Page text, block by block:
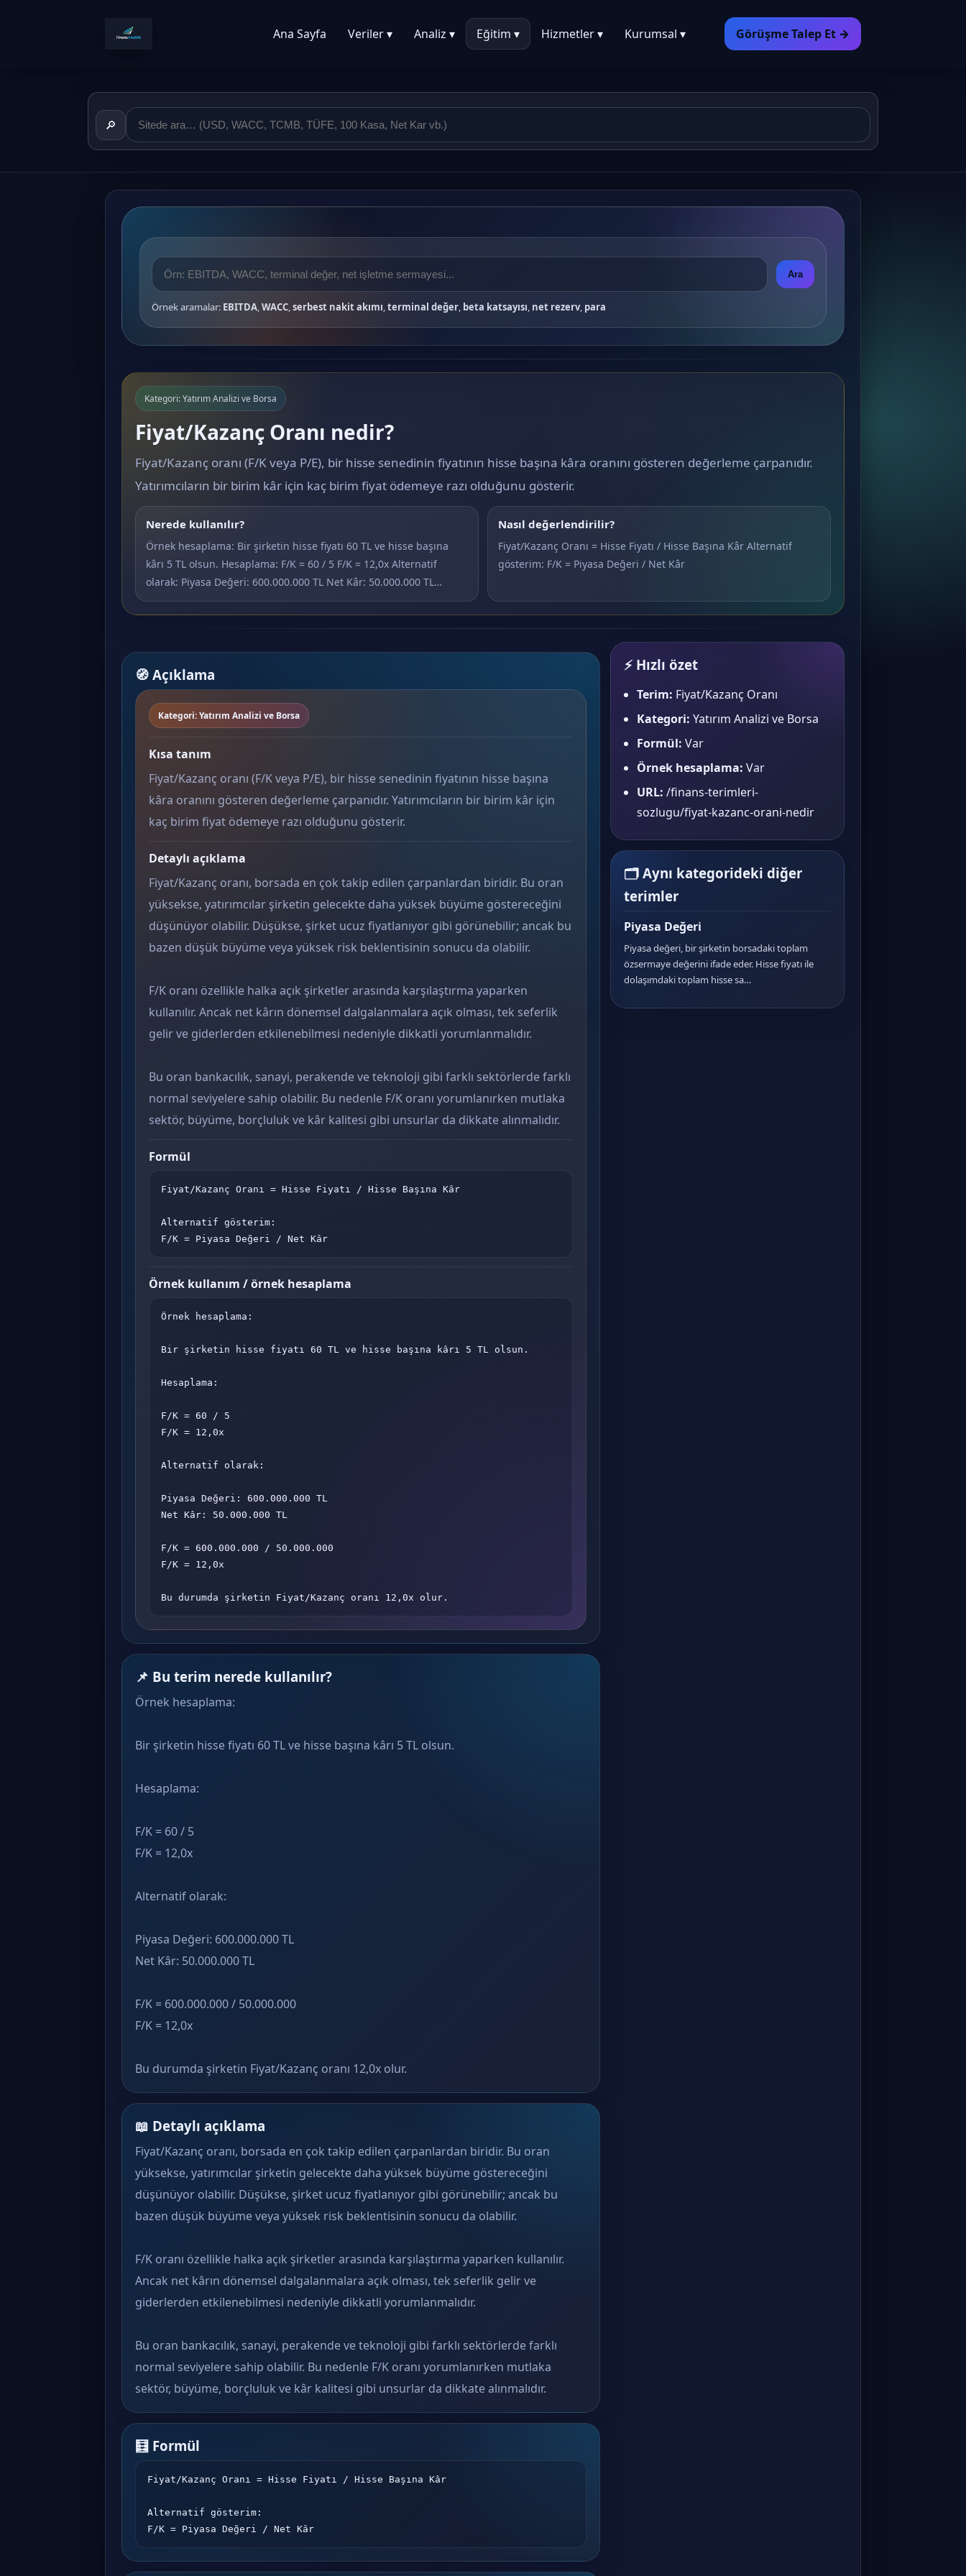
Ana Sayfa Veriler ▾ Analiz ▾ Eğitim ▾ Hizmetler ▾ Kurumsal ▾ Görüşme Talep Et →
🔎
Ara
Örnek aramalar: EBITDA,WACC,serbest nakit akımı,terminal değer, beta katsayısı, net rezerv, para
Kategori: Yatırım Analizi ve Borsa
Fiyat/Kazanç Oranı nedir?
Fiyat/Kazanç oranı (F/K veya P/E), bir hisse senedinin fiyatının hisse başına kâra oranını gösteren değerleme çarpanıdır.
Yatırımcıların bir birim kâr için kaç birim fiyat ödemeye razı olduğunu gösterir.
Nerede kullanılır?
Örnek hesaplama: Bir şirketin hisse fiyatı 60 TL ve hisse başına
kârı 5 TL olsun. Hesaplama: F/K = 60 / 5 F/K = 12,0x Alternatif
olarak: Piyasa Değeri: 600.000.000 TL Net Kâr: 50.000.000 TL…
Nasıl değerlendirilir?
Fiyat/Kazanç Oranı = Hisse Fiyatı / Hisse Başına Kâr Alternatif
gösterim: F/K = Piyasa Değeri / Net Kâr
🧭 Açıklama
Kategori: Yatırım Analizi ve Borsa
Kısa tanım
Fiyat/Kazanç oranı (F/K veya P/E), bir hisse senedinin fiyatının hisse başına
kâra oranını gösteren değerleme çarpanıdır. Yatırımcıların bir birim kâr için
kaç birim fiyat ödemeye razı olduğunu gösterir.
Detaylı açıklama
Fiyat/Kazanç oranı, borsada en çok takip edilen çarpanlardan biridir. Bu oran
yüksekse, yatırımcılar şirketin gelecekte daha yüksek büyüme göstereceğini
düşünüyor olabilir. Düşükse, şirket ucuz fiyatlanıyor gibi görünebilir; ancak bu
bazen düşük büyüme veya yüksek risk beklentisinin sonucu da olabilir.
F/K oranı özellikle halka açık şirketler arasında karşılaştırma yaparken
kullanılır. Ancak net kârın dönemsel dalgalanmalara açık olması, tek seferlik
gelir ve giderlerden etkilenebilmesi nedeniyle dikkatli yorumlanmalıdır.
Bu oran bankacılık, sanayi, perakende ve teknoloji gibi farklı sektörlerde farklı
normal seviyelere sahip olabilir. Bu nedenle F/K oranı yorumlanırken mutlaka
sektör, büyüme, borçluluk ve kâr kalitesi gibi unsurlar da dikkate alınmalıdır.
Formül
Fiyat/Kazanç Oranı = Hisse Fiyatı / Hisse Başına Kâr
Alternatif gösterim:
F/K = Piyasa Değeri / Net Kâr
Örnek kullanım / örnek hesaplama
Örnek hesaplama:
Bir şirketin hisse fiyatı 60 TL ve hisse başına kârı 5 TL olsun.
Hesaplama:
F/K = 60 / 5
F/K = 12,0x
Alternatif olarak:
Piyasa Değeri: 600.000.000 TL
Net Kâr: 50.000.000 TL
F/K = 600.000.000 / 50.000.000
F/K = 12,0x
Bu durumda şirketin Fiyat/Kazanç oranı 12,0x olur.
📌 Bu terim nerede kullanılır?
Örnek hesaplama:
Bir şirketin hisse fiyatı 60 TL ve hisse başına kârı 5 TL olsun.
Hesaplama:
F/K = 60 / 5
F/K = 12,0x
Alternatif olarak:
Piyasa Değeri: 600.000.000 TL
Net Kâr: 50.000.000 TL
F/K = 600.000.000 / 50.000.000
F/K = 12,0x
Bu durumda şirketin Fiyat/Kazanç oranı 12,0x olur.
📖 Detaylı açıklama
Fiyat/Kazanç oranı, borsada en çok takip edilen çarpanlardan biridir. Bu oran
yüksekse, yatırımcılar şirketin gelecekte daha yüksek büyüme göstereceğini
düşünüyor olabilir. Düşükse, şirket ucuz fiyatlanıyor gibi görünebilir; ancak bu
bazen düşük büyüme veya yüksek risk beklentisinin sonucu da olabilir.
F/K oranı özellikle halka açık şirketler arasında karşılaştırma yaparken kullanılır.
Ancak net kârın dönemsel dalgalanmalara açık olması, tek seferlik gelir ve
giderlerden etkilenebilmesi nedeniyle dikkatli yorumlanmalıdır.
Bu oran bankacılık, sanayi, perakende ve teknoloji gibi farklı sektörlerde farklı
normal seviyelere sahip olabilir. Bu nedenle F/K oranı yorumlanırken mutlaka
sektör, büyüme, borçluluk ve kâr kalitesi gibi unsurlar da dikkate alınmalıdır.
🧮 Formül
Fiyat/Kazanç Oranı = Hisse Fiyatı / Hisse Başına Kâr
Alternatif gösterim:
F/K = Piyasa Değeri / Net Kâr
⚡ Hızlı özet
Terim: Fiyat/Kazanç Oranı
Kategori: Yatırım Analizi ve Borsa
Formül: Var
Örnek hesaplama: Var
URL: /finans-terimleri-
sozlugu/fiyat-kazanc-orani-nedir
🗂 Aynı kategorideki diğer
terimler
Piyasa Değeri
Piyasa değeri, bir şirketin borsadaki toplam
özsermaye değerini ifade eder. Hisse fiyatı ile
dolaşımdaki toplam hisse sa…